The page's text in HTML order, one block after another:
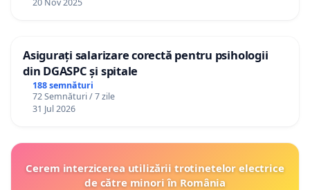
20 Nov 2025
Asigurați salarizare corectă pentru psihologii
din DGASPC și spitale
188 semnături
72 Semnături / 7 zile
31 Jul 2026
Cerem interzicerea utilizării trotinetelor electrice
de către minori în România